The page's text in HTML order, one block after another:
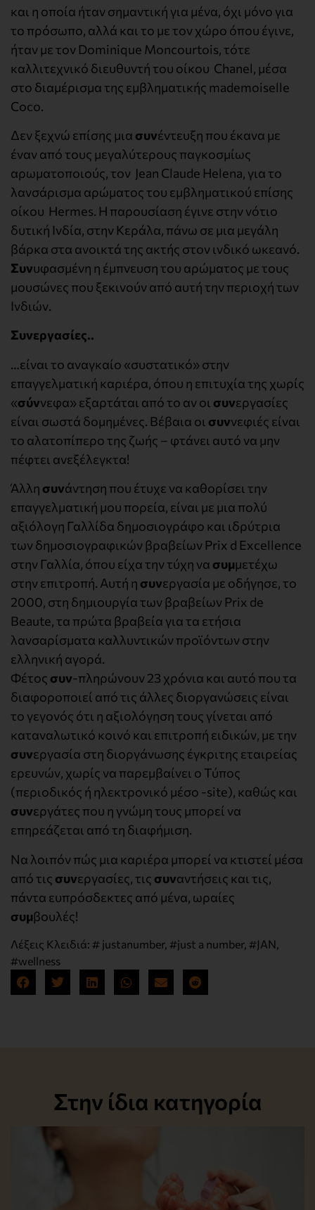
και η οποία ήταν σημαντική για μένα, όχι μόνο για
το πρόσωπο, αλλά και το με τον χώρο όπου έγινε,
ήταν με τον Dominique Moncourtois, τότε
καλλιτεχνικό διευθυντή του οίκου Chanel, μέσα
στο διαμέρισμα της εμβληματικής mademoiselle
Coco.
Δεν ξεχνώ επίσης μια συνέντευξη που έκανα με
έναν από τους μεγαλύτερους παγκοσμίως
αρωματοποιούς, τον Jean Claude Helena, για το
λανσάρισμα αρώματος του εμβληματικού επίσης
οίκου Hermes. Η παρουσίαση έγινε στην νότιο
δυτική Ινδία, στην Κεράλα, πάνω σε μια μεγάλη
βάρκα στα ανοικτά της ακτής στον ινδικό ωκεανό.
Συνυφασμένη η έμπνευση του αρώματος με τους
μουσώνες που ξεκινούν από αυτή την περιοχή των
Ινδιών.
Συνεργασίες..
…είναι το αναγκαίο «συστατικό» στην
επαγγελματική καριέρα, όπου η επιτυχία της χωρίς
«σύννεφα» εξαρτάται από το αν οι συνεργασίες
είναι σωστά δομημένες. Βέβαια οι συννεφιές είναι
το αλατοπίπερο της ζωής – φτάνει αυτό να μην
πέφτει ανεξέλεγκτα!
Άλλη συνάντηση που έτυχε να καθορίσει την
επαγγελματική μου πορεία, είναι με μια πολύ
αξιόλογη Γαλλίδα δημοσιογράφο και ιδρύτρια
των δημοσιογραφικών βραβείων Prix d Excellence
στην Γαλλία, όπου είχα την τύχη να συμμετέχω
στην επιτροπή. Αυτή η συνεργασία με οδήγησε, το
2000, στη δημιουργία των βραβείων Prix de
Beaute, τα πρώτα βραβεία για τα ετήσια
λανσαρίσματα καλλυντικών προϊόντων στην
ελληνική αγορά.
Φέτος συν-πληρώνουν 23 χρόνια και αυτό που τα
διαφοροποιεί από τις άλλες διοργανώσεις είναι
το γεγονός ότι η αξιολόγηση τους γίνεται από
καταναλωτικό κοινό και επιτροπή ειδικών, με την
συνεργασία στη διοργάνωσης έγκριτης εταιρείας
ερευνών, χωρίς να παρεμβαίνει ο Τύπος
(περιοδικός ή ηλεκτρονικό μέσο -site), καθώς και
συνεργάτες που η γνώμη τους μπορεί να
επηρεάζεται από τη διαφήμιση.
Να λοιπόν πώς μια καριέρα μπορεί να κτιστεί μέσα
από τις συνεργασίες, τις συναντήσεις και τις,
πάντα ευπρόσδεκτες από μένα, ωραίες
συμβουλές!
Λέξεις Κλειδιά: # justanumber, #just a number, #JAN,
#wellness
Στην ίδια κατηγορία